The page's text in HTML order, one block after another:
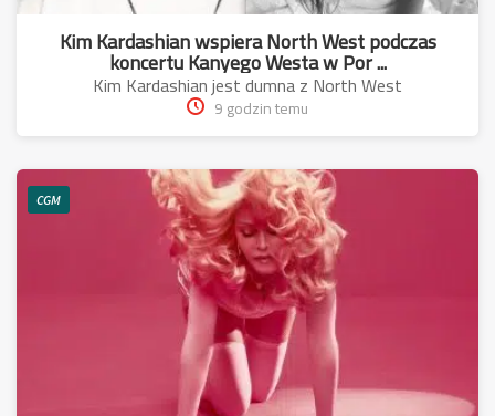
Kim Kardashian wspiera North West podczas
koncertu Kanyego Westa w Por ...
Kim Kardashian jest dumna z North West
9 godzin temu
CGM